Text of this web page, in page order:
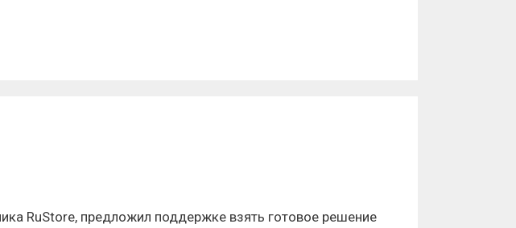
RuStore, предложил поддержке взять готовое решение